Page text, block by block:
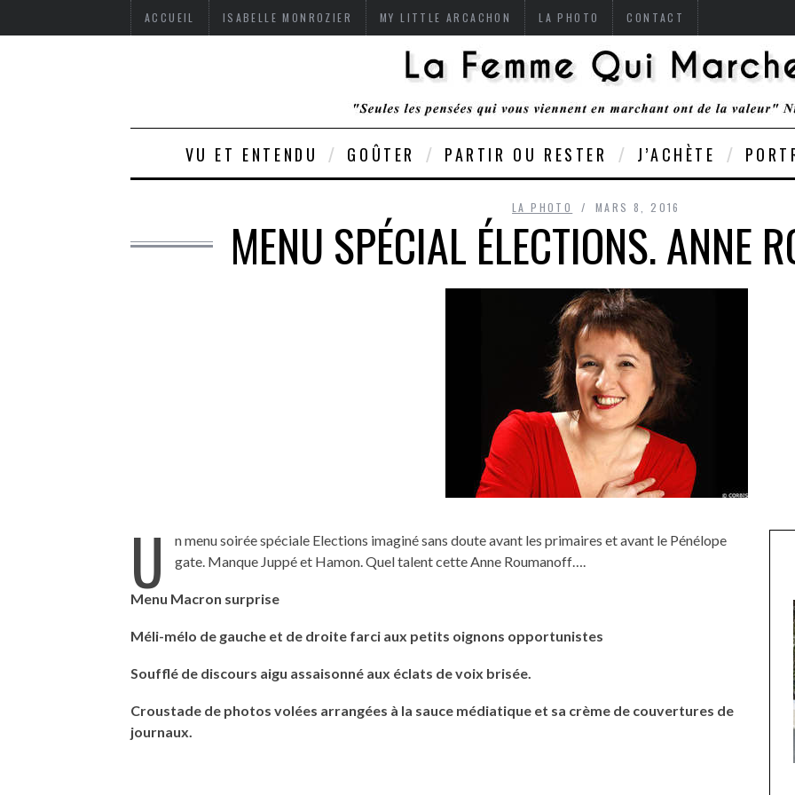
ACCUEIL ISABELLE MONROZIER MY LITTLE ARCACHON LA PHOTO CONTACT
VU ET ENTENDU GOÛTER PARTIR OU RESTER J’ACHÈTE
LA PHOTO MARS 8, 2016
MENU SPÉCIAL ÉLECTIONS. ANNE
U
n menu soirée spéciale Elections imaginé sans doute avant les primaires et avant le Pénélope
gate. Manque Juppé et Hamon. Quel talent cette Anne Roumanoff….
Menu Macron surprise
Méli-mélo de gauche et de droite farci aux petits oignons opportunistes
Soufflé de discours aigu assaisonné aux éclats de voix brisée.
Croustade de photos volées arrangées à la sauce médiatique et sa crème de couvertures de
journaux.